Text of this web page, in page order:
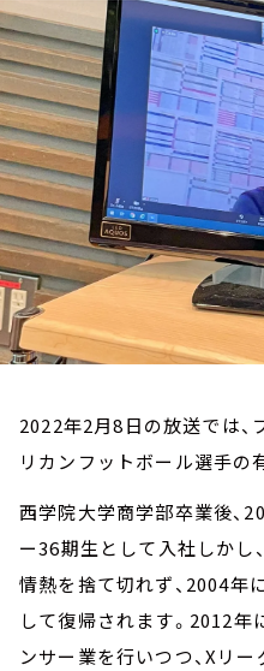
お知らせ
イベント・グッズ
YouTube
会社情報
2022年2月8日の放送では、
リカンフットボール選手の
西学院大学商学部卒業後、
ー36期生として入社しかし
情熱を捨て切れず、2004年
して復帰されます。2012年
ンサー業を行いつつ、Xリ